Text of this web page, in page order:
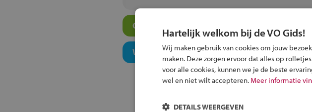
Overige havo-scholen in jouw regio
Welk onderwijsconcept past bij jou?
Hartelijk welkom bij de VO Gids!
Wij maken gebruik van cookies om jouw
maken. Deze zorgen ervoor dat alles op
voor alle cookies, kunnen we je de beste
wel en niet wilt accepteren. Meer informatie
DETAILS WEERGEVEN